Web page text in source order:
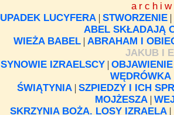
UPADEK LUCYFERA| STWORZENIE|
ABEL SKŁADAJĄ
WIEŻA BABEL| ABRAHAM I
JAKUB I
SYNOWIE IZRAELSCY|
WĘDRÓWKA
ŚWIĄTYNIA | SZPIEDZY I ICH
MOJŻESZA|
SKRZYNIA BOŻA. LOSY IZRAELA|